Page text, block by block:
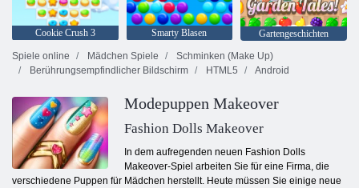
Cookie Crush 3 Smarty Blasen
Gartengeschichten
Spiele online
Mädchen Spiele
Schminken (Make Up)
Berührungsempfindlicher Bildschirm
HTML5 Android
Modepuppen Makeover
Fashion Dolls Makeover
In dem aufregenden neuen Fashion Dolls
Makeover-Spiel arbeiten Sie für eine Firma, die
verschiedene Puppen für Mädchen herstellt. Heute müssen Sie einige neue